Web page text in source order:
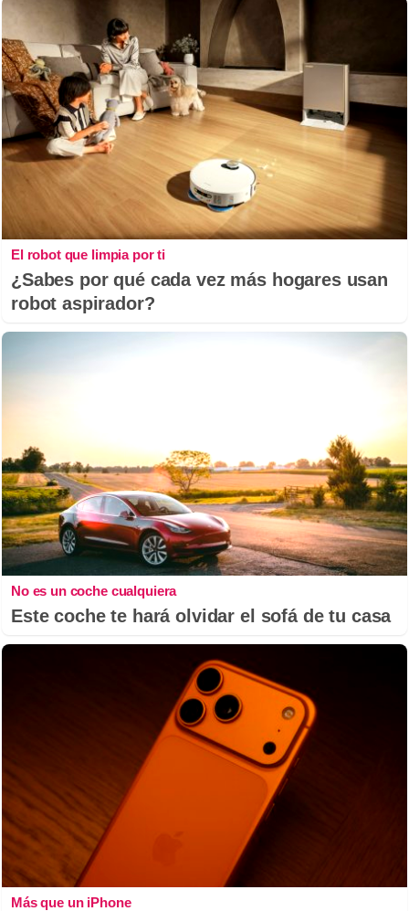
El robot que limpia por ti
¿Sabes por qué cada vez más hogares usan
robot aspirador?
No es un coche cualquiera
Este coche te hará olvidar el sofá de tu casa
Más que un iPhone